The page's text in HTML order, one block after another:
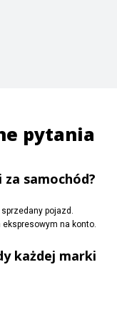
pytania
samochód?
pojazd.
na konto.
każdej marki